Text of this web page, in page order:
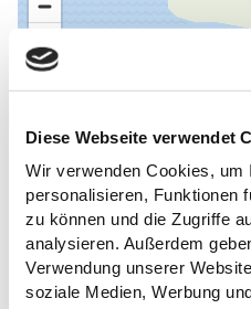
Diese Webseite verwendet
Wir verwenden Cookies, um
personalisieren, Funktionen
zu können und die Zugriffe
analysieren. Außerdem
Verwendung unserer
soziale Medien, Werbung